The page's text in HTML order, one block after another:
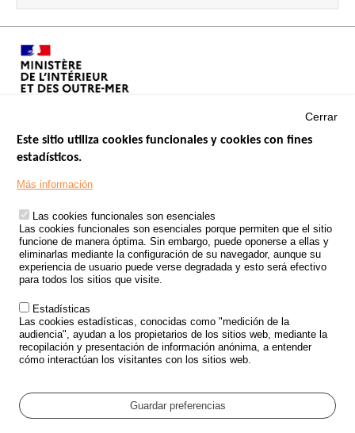
Footer
TRATAMIENTO DE DATOS PERSONALES PROCEDENTES DE
ACCIDENTES DE TRÁFICO
ESTUDIOS
CONVOCATORIA DE PROYECTOS DE ESTUDIOS
POLÍTICA DE SEGURIDAD VIAL
Outils
EVENTOS
GLOSARIO
Cookie settings
Cerrar
Este sitio utiliza cookies funcionales y cookies con fines
estadísticos.
Más información
Las cookies funcionales son esenciales
Las cookies funcionales son esenciales porque permiten que el sitio
funcione de manera óptima. Sin embargo, puede oponerse a ellas y
eliminarlas mediante la configuración de su navegador, aunque su
experiencia de usuario puede verse degradada y esto será efectivo
para todos los sitios que visite.
Estadísticas
Las cookies estadísticas, conocidas como "medición de la
audiencia", ayudan a los propietarios de los sitios web, mediante la
recopilación y presentación de información anónima, a entender
cómo interactúan los visitantes con los sitios web.
Guardar preferencias